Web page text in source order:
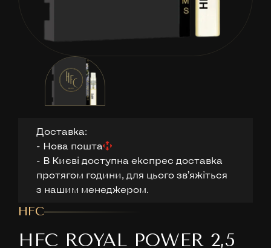
Доставка:
- Нова пошта
- В Києві доступна експрес доставка
протягом години, для цього звʼяжіться
з нашим менеджером.
HFC
HFC ROYAL POWER 2,5